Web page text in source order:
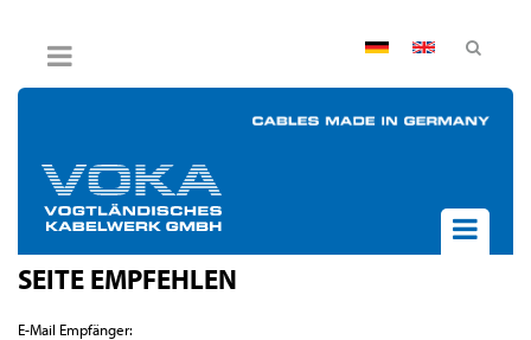
AGB
Impressum
Widerruf
UNTERNEHMEN
AKTUELLES
SEITE EMPFEHLEN
E-Mail Empfänger: